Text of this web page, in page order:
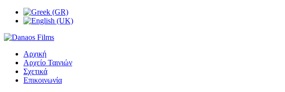
Αρχική
Αρχείο Ταινιών
Σχετικά
Επικοινωνία